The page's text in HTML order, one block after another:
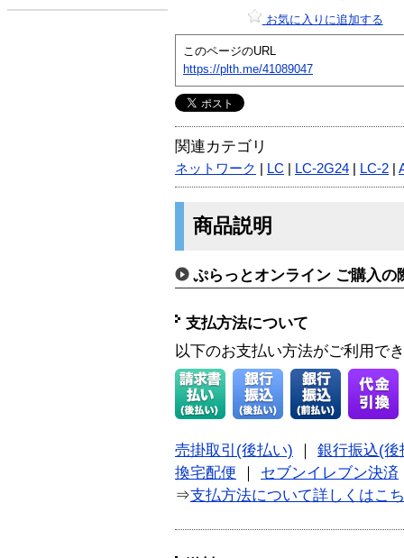
お気に入りに追加する
このページのURL
https://plth.me/41089047
関連カテゴリ
ネットワーク LC LC-2G24 LC-2
商品説明
ぷらっとオンライン ご購入の
支払方法について
以下のお支払い方法がご利用で
売掛取引(後払い)
銀行振込(後
換宅配便
セブンイレブン決済
⇒支払方法について詳しくはこ